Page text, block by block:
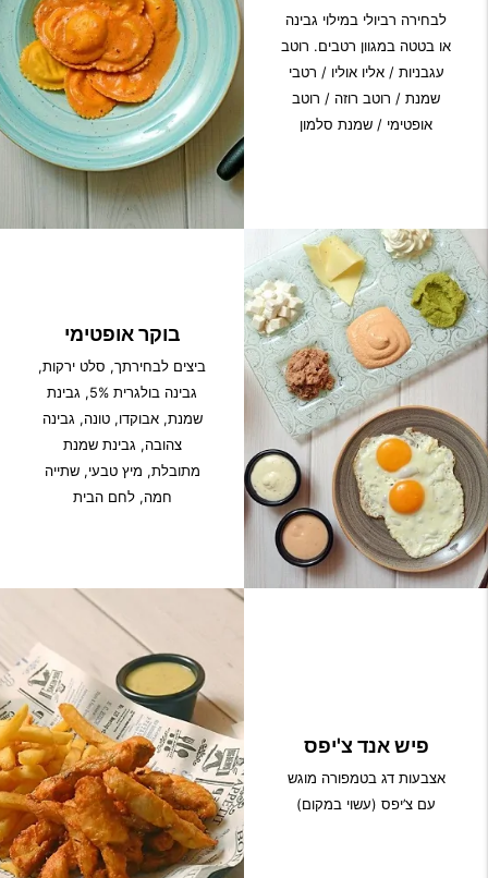
לבחירה רביולי במילוי גבינה
או בטטה במגוון רטבים. רוטב
עגבניות / אליו אוליו / רטבי
שמנת / רוטב רוזה / רוטב
אופטימי / שמנת סלמון
בוקר אופטימי
ביצים לבחירתך, סלט ירקות,
גבינה בולגרית 5%, גבינת
שמנת, אבוקדו, טונה, גבינה
צהובה, גבינת שמנת
מתובלת, מיץ טבעי, שתייה
חמה, לחם הבית
פיש אנד צ'יפס
אצבעות דג בטמפורה מוגש
עם צ’יפס (עשוי במקום)